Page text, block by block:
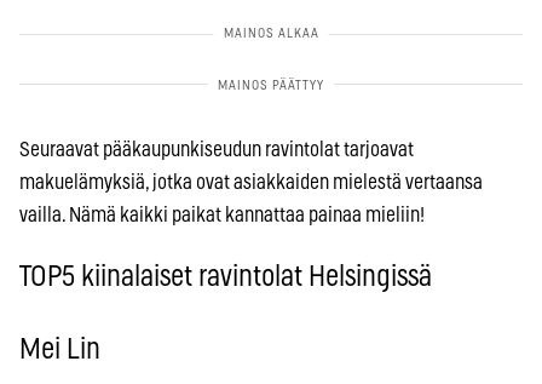
Seuraavat pääkaupunkiseudun ravintolat tarjoavat
makuelämyksiä, jotka ovat asiakkaiden mielestä vertaansa
vailla. Nämä kaikki paikat kannattaa painaa mieliin!
TOP5 kiinalaiset ravintolat Helsingissä
Mei Lin